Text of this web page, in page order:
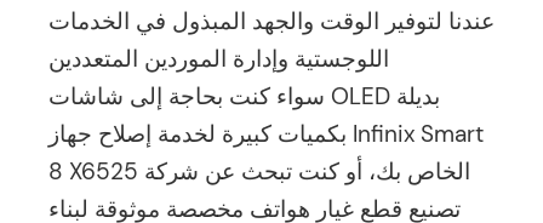
عندنا لتوفير الوقت والجهد المبذول في الخدمات
اللوجستية وإدارة الموردين المتعددين
سواء كنت بحاجة إلى شاشات OLED بديلة
بكميات كبيرة لخدمة إصلاح جهاز Infinix Smart
8 X6525 الخاص بك، أو كنت تبحث عن شركة
تصنيع قطع غيار هواتف مخصصة موثوقة لبناء